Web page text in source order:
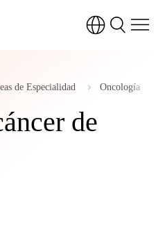
de Especialidad Oncología
de